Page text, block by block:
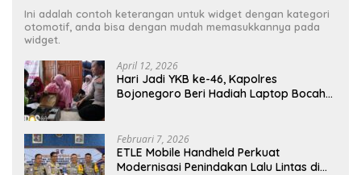
Ini adalah contoh keterangan untuk widget dengan kategori
otomotif, anda bisa dengan mudah memasukkannya pada
widget.
April 12, 2026
Hari Jadi YKB ke-46, Kapolres
Bojonegoro Beri Hadiah Laptop Bocah
Februari 7, 2026
ETLE Mobile Handheld Perkuat
Modernisasi Penindakan Lalu Lintas di